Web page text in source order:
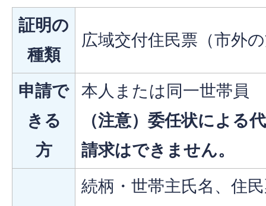
証明の
種類
広域交付住民票（市外
申請で
きる
方
本人または同一世帯員
（注意）委任状による
請求はできません。
続柄・世帯主氏名、住